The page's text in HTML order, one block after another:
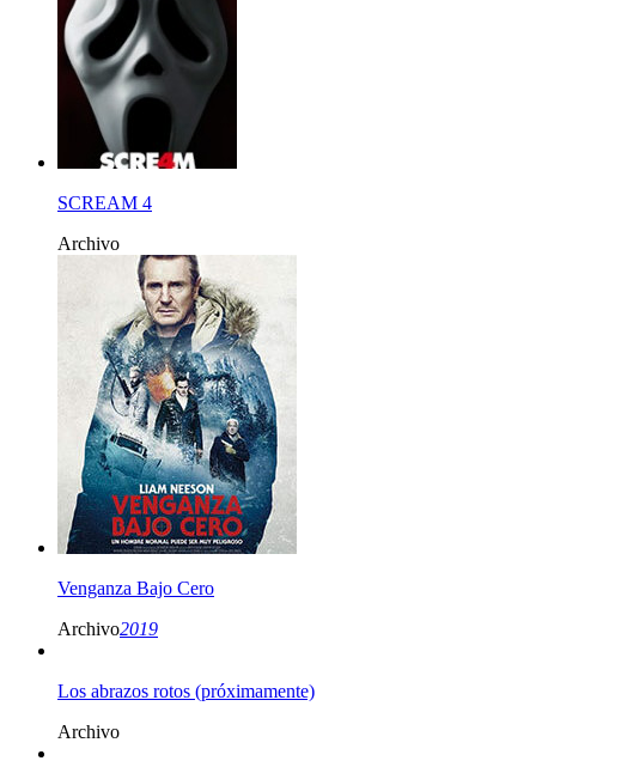
SCREAM 4
Archivo
Venganza Bajo Cero
Archivo2019
Los abrazos rotos (próximamente)
Archivo